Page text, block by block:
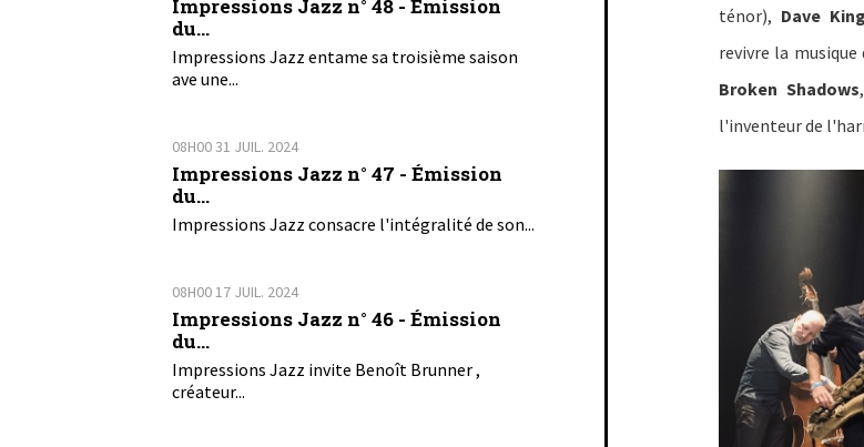
Impressions Jazz n° 48 - Émission
du...
Impressions Jazz entame sa troisième saison
ave une...
08H0031 JUIL. 2024
Impressions Jazz n° 47 - Émission
du...
Impressions Jazz consacre l'intégralité de son...
08H00 17 JUIL. 2024
Impressions Jazz n° 46 - Émission
du...
Impressions Jazz invite Benoît Brunner ,
créateur...
ténor), Dave King
revivre la musique
Broken Shadows
l'inventeur de